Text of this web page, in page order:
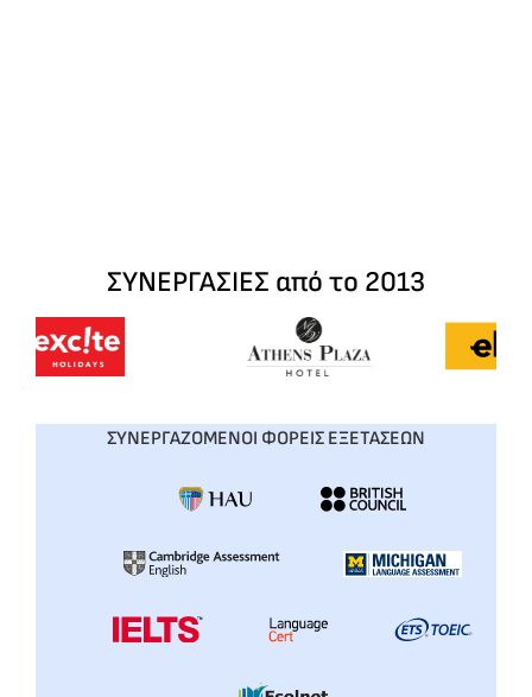
ΣΥΝΕΡΓΑΣΙΕΣ από το 2013
ΣΥΝΕΡΓΑΖΟΜΕΝΟΙ ΦΟΡΕΙΣ ΕΞΕΤΑΣΕΩΝ